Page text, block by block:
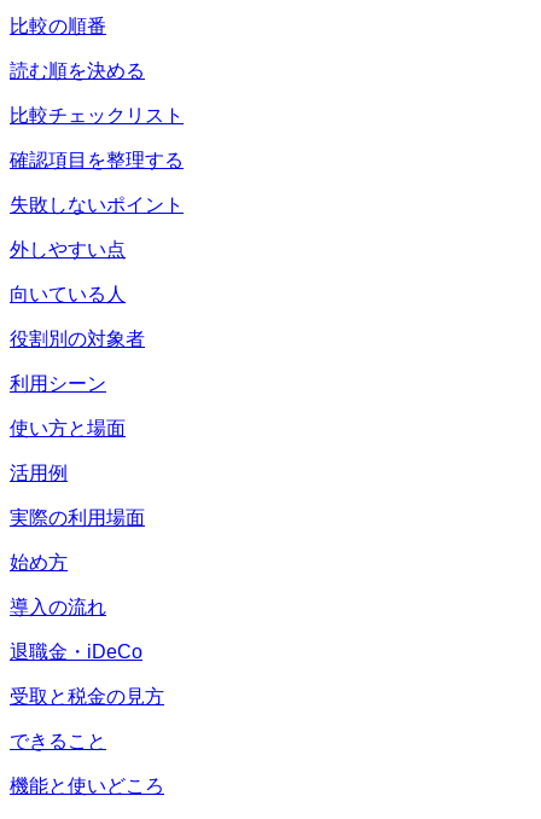
比較の順番
読む順を決める
比較チェックリスト
確認項目を整理する
失敗しないポイント
外しやすい点
向いている人
役割別の対象者
利用シーン
使い方と場面
活用例
実際の利用場面
始め方
導入の流れ
退職金・iDeCo
受取と税金の見方
できること
機能と使いどころ